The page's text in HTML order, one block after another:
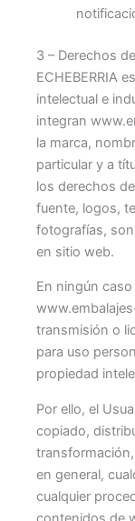
3 – Derechos
ECHEBERRIA
intelectual e
integran
la marca,
particular y a
los derechos
fuente, logos,
fotografías,
en sitio web.
En ningún
transmisión o
para uso
propiedad
Por ello, el
copiado,
en general,
cualquier